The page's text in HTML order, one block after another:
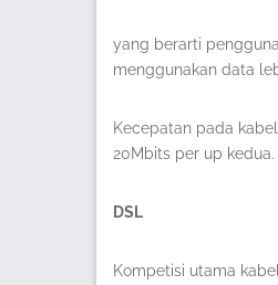
yang berarti
menggunakan data
Kecepatan pada
20Mbits per up kedua.
DSL
Kompetisi utama